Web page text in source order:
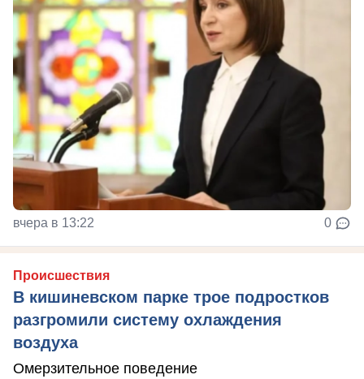
вчера в 13:22 0
Происшествия
В кишиневском парке трое подростков
разгромили систему охлаждения
воздуха
Омерзительное поведение